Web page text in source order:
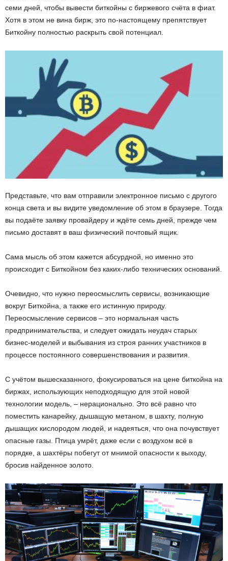
семи дней, чтобы вывести биткойны с биржевого счёта в фиат.
Хотя в этом не вина бирж, это по-настоящему препятствует
Биткойну полностью раскрыть свой потенциал.
Представьте, что вам отправили электронное письмо с другого
конца света и вы видите уведомление об этом в браузере. Тогда
вы подаёте заявку провайдеру и ждёте семь дней, прежде чем
письмо доставят в ваш физический почтовый ящик.
Сама мысль об этом кажется абсурдной, но именно это
происходит с Биткойном без каких-либо технических оснований.
Очевидно, что нужно переосмыслить сервисы, возникающие
вокруг Биткойна, а также его истинную природу.
Переосмысление сервисов – это нормальная часть
предпринимательства, и следует ожидать неудач старых
бизнес-моделей и выбывания из строя ранних участников в
процессе постоянного совершенствования и развития.
С учётом вышесказанного, фокусироваться на цене биткойна на
биржах, использующих неподходящую для этой новой
технологии модель, – нерационально. Это всё равно что
поместить канарейку, дышащую метаном, в шахту, полную
дышащих кислородом людей, и надеяться, что она почувствует
опасные газы. Птица умрёт, даже если с воздухом всё в
порядке, а шахтёры побегут от мнимой опасности к выходу,
бросив найденное золото.